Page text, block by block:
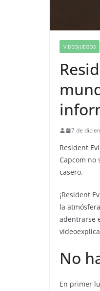
VIDEOJUEGOS
7 de
Resident
Capcom
casero.
¡Resident
la
adentrarse
No
En primer